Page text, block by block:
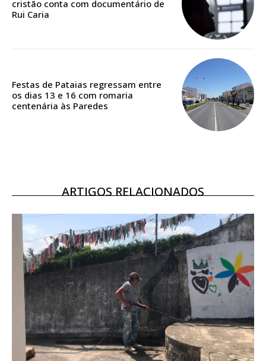
Acesso aos conteúdos Exclusivos para
Escolha o plano
16€
12 meses
Acesso ao conteúdo online
Acesso aos conteúdos Exclusivos para
assinantes
Ofertas para assinatura anual
Escolha o plano
cristão conta com documentário de
Rui Caria
Festas de Pataias regressam entre
os dias 13 e 16 com romaria
centenária às Paredes
ARTIGOS RELACIONADOS